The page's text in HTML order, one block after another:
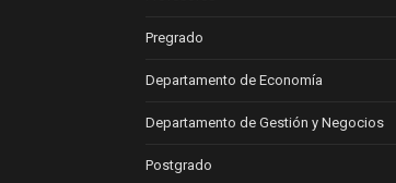
Pregrado
Departamento de Economía
Departamento de Gestión y Negocios
Postgrado